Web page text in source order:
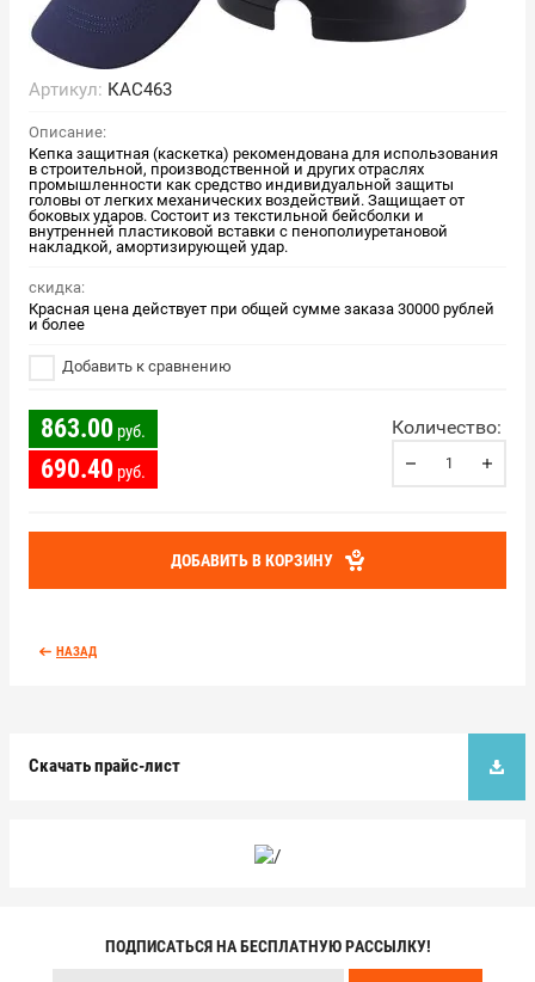
Скачать прайс-лист
Артикул: КАС463
Описание:
Кепка защитная (каскетка) рекомендована для использования
в строительной, производственной и других отраслях
промышленности как средство индивидуальной защиты
головы от легких механических воздействий. Защищает от
боковых ударов. Состоит из текстильной бейсболки и
внутренней пластиковой вставки с пенополиуретановой
накладкой, амортизирующей удар.
скидка:
Красная цена действует при общей сумме заказа 30000 рублей
и более
Добавить к сравнению
863.00 руб.
690.40 руб.
Количество:
ДОБАВИТЬ В КОРЗИНУ
НАЗАД
ПОДПИСАТЬСЯ НА БЕСПЛАТНУЮ РАССЫЛКУ!